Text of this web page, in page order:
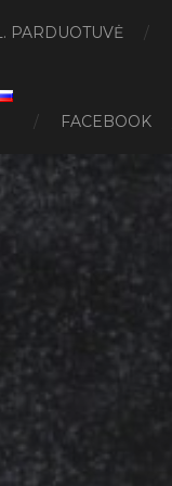
PARDUOTUVĖ
FACEBOOK